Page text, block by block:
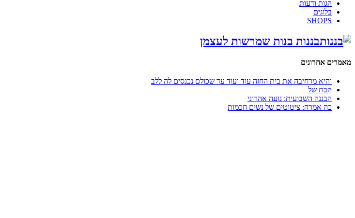
הגות ודעות
בלוגים
SHOPS
בננות בנות שמרשות לעצמן
מאמרים אחרונים
והיא מרחיבה את בית החזה עוד ועוד עד שכולם נכנסים לה ללב
הבת של
הבננה השבועית: נועה אהרוני
כה אמרה: ציטוטים של נשים חכמות